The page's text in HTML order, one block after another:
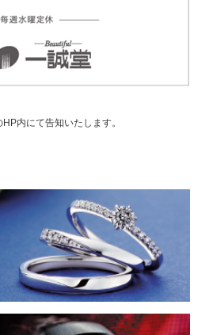
内にて告知いたします。